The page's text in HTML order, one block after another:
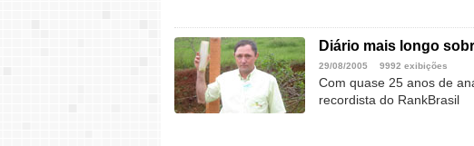
Diário mais longo
29/08/2005 9992 exibições
Com quase 25 anos de
recordista do RankBrasil